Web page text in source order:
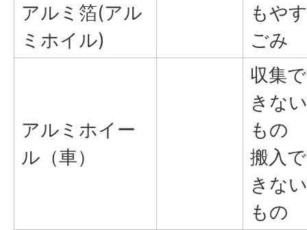
アルミ箔(アル
ミホイル)
もやす
ごみ
アルミホイー
ル（車）
収集で
きない
もの
搬入で
きない
もの